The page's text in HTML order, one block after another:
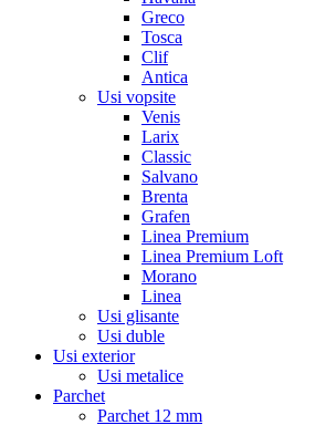
Greco
Tosca
Clif
Antica
Usi vopsite
Venis
Larix
Classic
Salvano
Brenta
Grafen
Linea Premium
Linea Premium Loft
Morano
Linea
Usi glisante
Usi duble
Usi exterior
Usi metalice
Parchet
Parchet 12 mm